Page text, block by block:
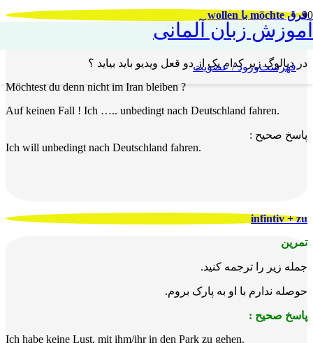
آموزش زبان آلمانی
فهرستورود / عضویت
فرق möchte با wollen
تمرین :
در دیالوگ زیر کدام یک از دو قعل ویدیو باید بیاید ؟
Möchtest du denn nicht im Iran bleiben ?
Auf keinen Fall ! Ich ….. unbedingt nach Deutschland fahren.
پاسخ صحیح :
Ich will unbedingt nach Deutschland fahren.
infintiv + zu
تمرین
جمله زیر را ترجمه کنید.
حوصله ندارم با او به پارک بروم.
پاسخ صحیح :
Ich habe keine Lust, mit ihm/ihr in den Park zu gehen.